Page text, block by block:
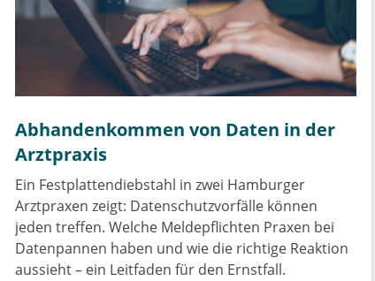
Abhandenkommen von Daten in der
Arztpraxis
Ein Festplattendiebstahl in zwei Hamburger
Arztpraxen zeigt: Datenschutzvorfälle können
jeden treffen. Welche Meldepflichten Praxen bei
Datenpannen haben und wie die richtige Reaktion
aussieht – ein Leitfaden für den Ernstfall.